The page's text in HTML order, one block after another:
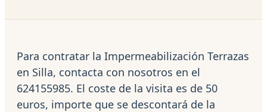
Para contratar la Impermeabilización Terrazas
en Silla, contacta con nosotros en el
624155985. El coste de la visita es de 50
euros, importe que se descontará de la